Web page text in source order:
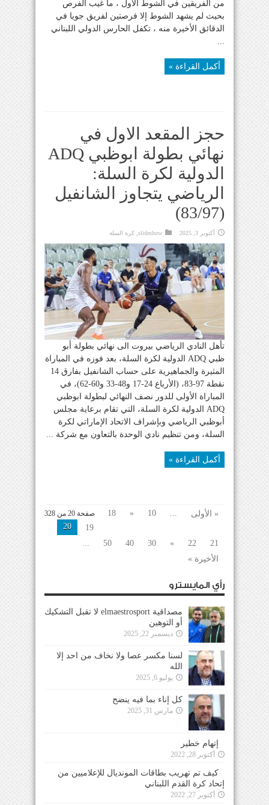
من الفريقين في الشوط الأول ، ما غيب الفرص
بحيث لم يشهد الشوط إلا فرصتين لفريق جويا في
الدقائق الأخيرة منه ، تكفل الحارس الدولي اللبناني
...
أكمل القراءة »
حجز المقعد الاول في
نهائي بطولة ابوظبي ADQ
الدولية لكرة السلة:
الرياضي يتجاوز الشانفيل
(83/97)
أكتوبر 3, 2025 slideshow كرة السلة
تأهل النادي الرياضي بيروت الى نهائي بطولة أبو
ظبي ADQ الدولية لكرة السلة، بعد فوزه في المباراة
المثيرة والجماهيرية على حساب الشانفيل بفارق 14
نقطة 97-83، (الأرباع 24-17 و48-33 و60-62)، في
المباراة الأولى للدور نصف النهائي لبطولة ابوظبي
ADQ الدولية لكرة السلة، التي تقام برعاية مجلس
أبوظبي الرياضي وبإشراف الاتحاد الإماراتي لكرة
السلة، ومن تنظيم نادي الوحدة بالتعاون مع شركة ...
أكمل القراءة »
صفحة 20 من 328 « الأولى ...
10
«
18
19
20
21
22
»
30
40
50
...
الأخيرة »
رأي المايسترو
مصداقية elmaestrosport لا تقبل التشكيك
أو التوهين
ديسمبر 22, 2025
لسنا مكسر عصا ولا نخاف من احد إلا
الله
يوليو 6, 2025
كل إناء بما فيه ينضح
مارس 31, 2025
إتهام خطير
أكتوبر 28, 2022
كيف تم تهريب بطاقات المونديال للإعلاميين من
إتحاد كرة القدم اللبناني
أكتوبر 27, 2022